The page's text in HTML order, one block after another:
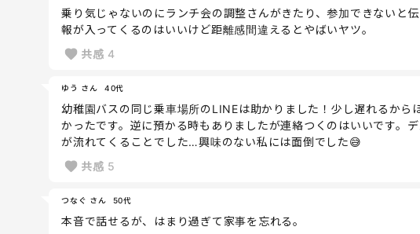
乗り気じゃないのにランチ会の調整さんがきたり、参加できないと
報が入ってくるのはいいけど距離感間違えるとやばいヤツ。
共感 4
ゆう さん 40代
幼稚園バスの同じ乗車場所のLINEは助かりました！少し遅れるか
かったです。逆に預かる時もありましたが連絡つくのはいいです。
が流れてくることでした…興味のない私には面倒でした😅
共感 5
つなぐ さん 50代
本音で話せるが、はまり過ぎて家事を忘れる。